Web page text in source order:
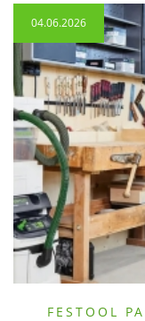
04.06.2026
FESTOOL